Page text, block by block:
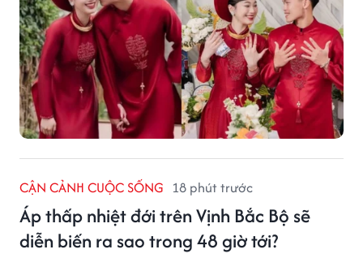
CẬN CẢNH CUỘC SỐNG 18 phút trước
Áp thấp nhiệt đới trên Vịnh Bắc Bộ sẽ
diễn biến ra sao trong 48 giờ tới?